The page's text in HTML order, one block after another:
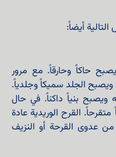
أيضاً:
حاكاً وحارقاً. مع مرور
الجلد سميكاً وجلدياً.
ويصبح بنياً داكناً. في حال
القرح الوريدية عادة
عدوى القرحة أو النزيف